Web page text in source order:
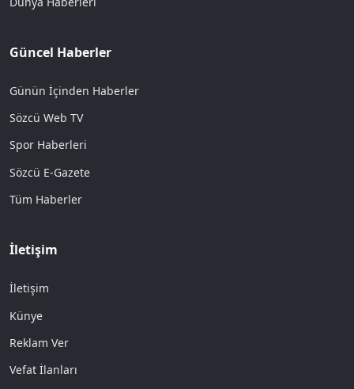
Güncel Haberler
Günün İçinden Haberler
Sözcü Web TV
Spor Haberleri
Sözcü E-Gazete
Tüm Haberler
İletişim
İletişim
Künye
Reklam Ver
Vefat İlanları